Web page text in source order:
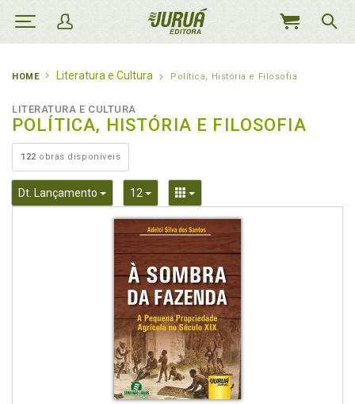
MEU
HOME Literatura e Cultura Política, História e Filosofia
LITERATURA E CULTURA
POLÍTICA, HISTÓRIA E FILOSOFIA
122 obras disponíveis
Dt. Lançamento Toggle Dropdown
12 Toggle DropdownToggle Dropdown